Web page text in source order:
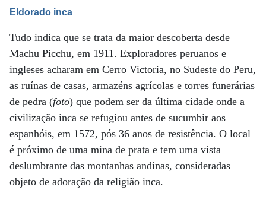
Eldorado inca
Tudo indica que se trata da maior descoberta desde
Machu Picchu, em 1911. Exploradores peruanos e
ingleses acharam em Cerro Victoria, no Sudeste do Peru,
as ruínas de casas, armazéns agrícolas e torres funerárias
de pedra (foto) que podem ser da última cidade onde a
civilização inca se refugiou antes de sucumbir aos
espanhóis, em 1572, pós 36 anos de resistência. O local
é próximo de uma mina de prata e tem uma vista
deslumbrante das montanhas andinas, consideradas
objeto de adoração da religião inca.